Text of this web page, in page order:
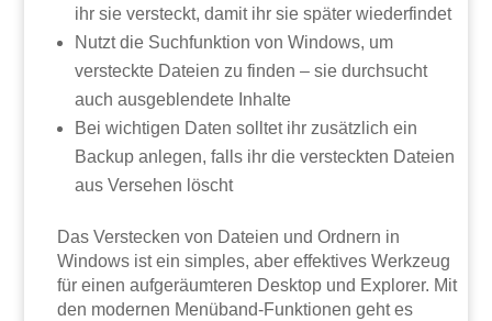
ihr sie versteckt, damit ihr sie später wiederfindet
Nutzt die Suchfunktion von Windows, um
versteckte Dateien zu finden – sie durchsucht
auch ausgeblendete Inhalte
Bei wichtigen Daten solltet ihr zusätzlich ein
Backup anlegen, falls ihr die versteckten Dateien
aus Versehen löscht
Das Verstecken von Dateien und Ordnern in
Windows ist ein simples, aber effektives Werkzeug
für einen aufgeräumteren Desktop und Explorer. Mit
den modernen Menüband-Funktionen geht es